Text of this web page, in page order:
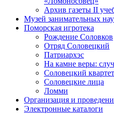
Архив газеты II
Музей занимательных
Поморская игротека
Рождение Соловков
Отряд Соловецкий
Патриархэс
На камне веры:
Соловецкий квартет
Соловецкие лица
Ломми
Организация и
Электронные каталоги